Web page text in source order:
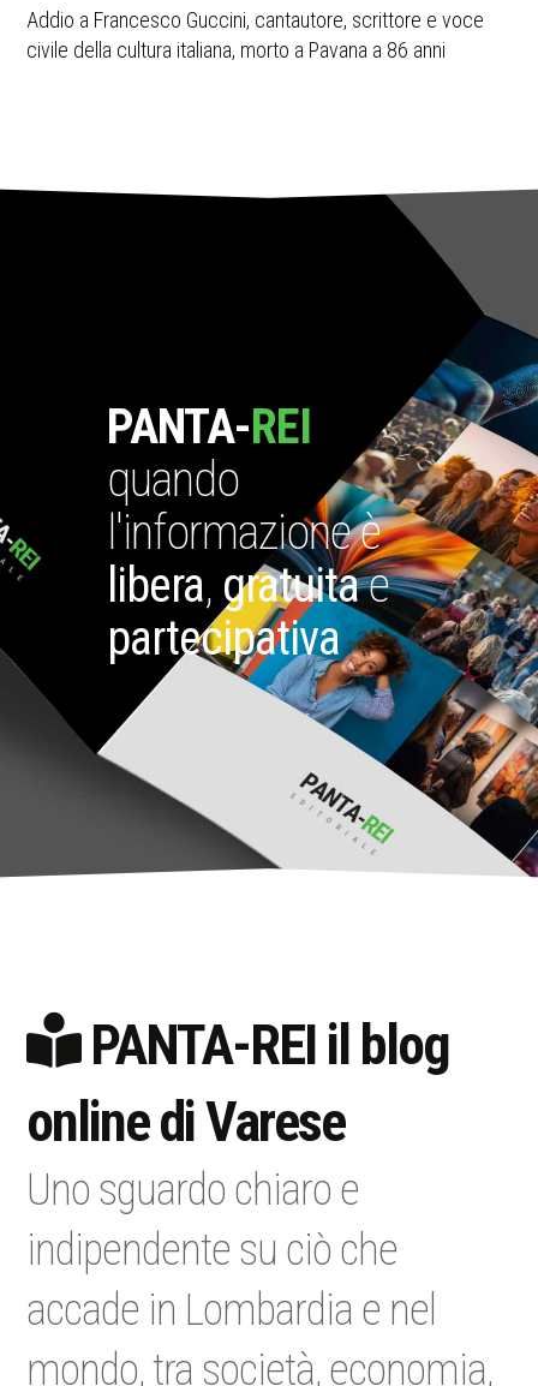
A 45 anni dall’attentato del 2 agosto 1980, Bologna ricorda
le vittime e il valore civile della memoria
PANTA-REI
quando
l'informazione è
libera, gratuitae
partecipativa
PANTA-REI il blog
online di Varese
Uno sguardo chiaro e
indipendente su ciò che
accade in Lombardia e nel
mondo, tra società, economia,